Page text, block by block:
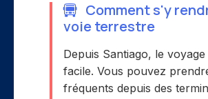
Comment s'y
voie terrestre
Depuis Santiago, le
facile. Vous pouvez
fréquents depuis des